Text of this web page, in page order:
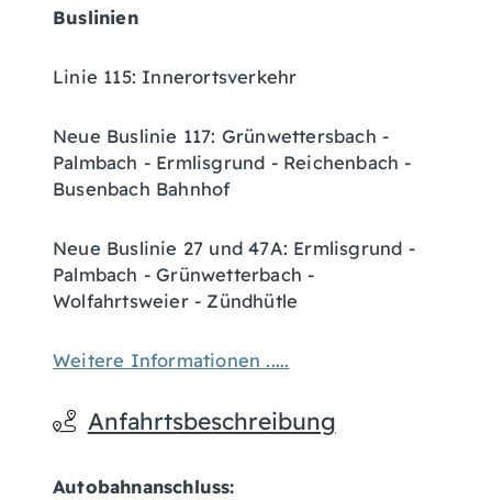
Buslinien
Linie 115: Innerortsverkehr
Neue Buslinie 117: Grünwettersbach -
Palmbach - Ermlisgrund - Reichenbach -
Busenbach Bahnhof
Neue Buslinie 27 und 47A: Ermlisgrund -
Palmbach - Grünwetterbach -
Wolfahrtsweier - Zündhütle
Weitere Informationen .....
Anfahrtsbeschreibung
Autobahnanschluss: